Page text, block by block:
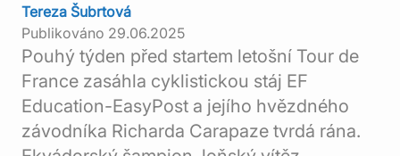
Tereza Šubrtová
Publikováno 29.06.2025
Pouhý týden před startem letošní Tour de
France zasáhla cyklistickou stáj EF
Education-EasyPost a jejího hvězdného
závodníka Richarda Carapaze tvrdá rána.